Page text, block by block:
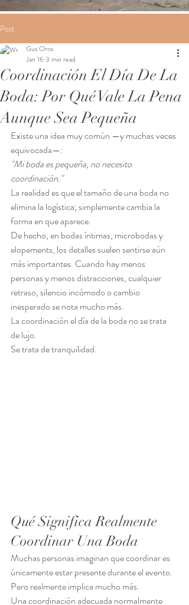
Post
Coordinación El Día De La
Boda: Por Qué Vale La Pena
Aunque Sea Pequeña
Gus Oros
Jan 163 min read
Existe una idea muy común —y muchas veces
equivocada—:
"Mi boda es pequeña, no necesito
coordinación."
La realidad es que el tamaño de una boda no
elimina la logística; simplemente cambia la
forma en que aparece.
De hecho, en bodas íntimas, microbodas y
elopements, los detalles suelen sentirse aún
más importantes. Cuando hay menos
personas y menos distracciones, cualquier
retraso, silencio incómodo o cambio
inesperado se nota mucho más.
La coordinación el día de la boda no se trata
de lujo.
Se trata de tranquilidad.
Qué Significa Realmente
Coordinar Una Boda
Muchas personas imaginan que coordinar es
únicamente estar presente durante el evento.
Pero realmente implica mucho más.
Una coordinación adecuada normalmente